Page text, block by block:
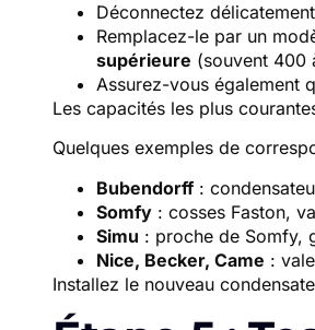
Déconnectez
Remplacez-le par un
supérieure (souvent 400
Assurez-vous également
Les capacités les plus
Quelques exemples de
Bubendorff:
Somfy : cosses Faston,
Simu : proche de Somfy,
Nice, Becker, Came :
Installez le nouveau